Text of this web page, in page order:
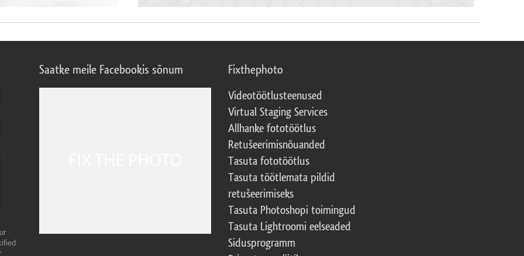
Saatke meile Facebookis sõnum Fixthephoto
Videotöötlusteenused
Virtual Staging Services
Allhanke fototöötlus
Retušeerimisnõuanded
Tasuta fototöötlus
Tasuta töötlemata pildid
retušeerimiseks
Tasuta Photoshopi toimingud
Tasuta Lightroomi eelseaded
Sidusprogramm